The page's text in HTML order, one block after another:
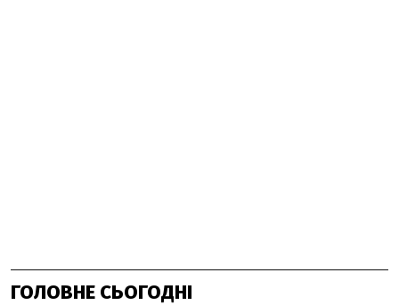
ГОЛОВНЕ СЬОГОДНІ